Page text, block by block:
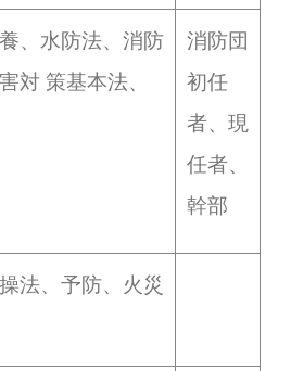
、水防法、消防
対 策基本法、
消防団
初任
者、現
任者、
幹部
法、予防、火災